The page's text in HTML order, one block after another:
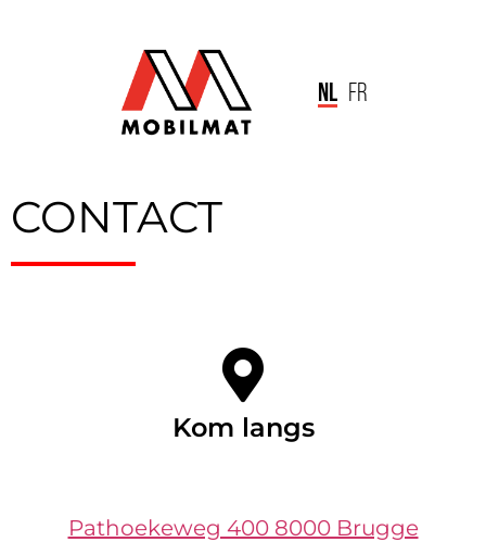
NL FR
CONTACT
Kom langs
Pathoekeweg 400 8000 Brugge